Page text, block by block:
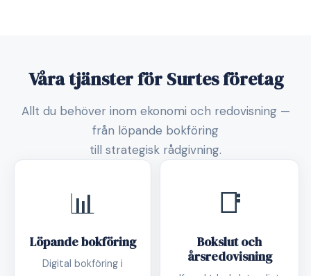
Våra tjänster för Surtes företag
Allt du behöver inom ekonomi och redovisning —
från löpande bokföring
till strategisk rådgivning.
📊
Löpande bokföring
Digital bokföring i
📑
Bokslut och
årsredovisning